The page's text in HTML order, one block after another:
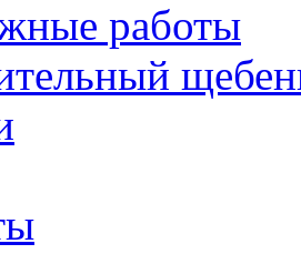
работы